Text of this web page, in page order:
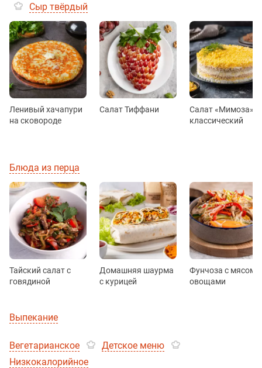
Сыр твёрдый
Ленивый хачапури
на сковороде
Салат Тиффани
Салат «Мимоза»
классический
Блюда из перца
Тайский салат с
говядиной
Домашняя шаурма
с курицей
Фунчоза с мясом и
овощами
Выпекание
Вегетарианское
Детское меню
Низкокалорийное